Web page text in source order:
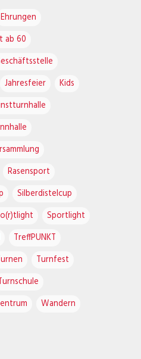
Ehrungen
ab 60
Jahresfeier
Kids
Rasensport
Silberdistelcup
Sportlight
TreffPUNKT
Turnfest
Wandern